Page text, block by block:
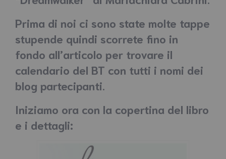
Prima di noi ci sono state molte tappe
stupende quindi scorrete fino in
fondo all’articolo per trovare il
calendario del BT con tutti i nomi dei
blog partecipanti.
Iniziamo ora con la copertina del libro
e i dettagli: